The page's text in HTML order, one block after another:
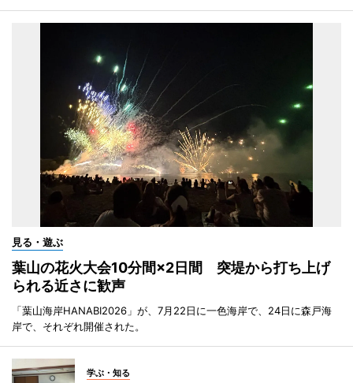
見る・遊ぶ
葉山の花火大会10分間×2日間 突堤から打ち上げ
られる近さに歓声
「葉山海岸HANABI2026」が、7月22日に一色海岸で、24日に森戸海
岸で、それぞれ開催された。
学ぶ・知る